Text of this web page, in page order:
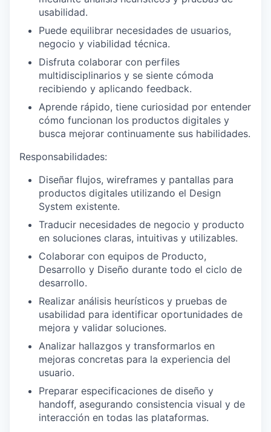
usabilidad.
Puede equilibrar necesidades de usuarios,
negocio y viabilidad técnica.
Disfruta colaborar con perfiles
multidisciplinarios y se siente cómoda
recibiendo y aplicando feedback.
Aprende rápido, tiene curiosidad por entender
cómo funcionan los productos digitales y
busca mejorar continuamente sus habilidades.
Responsabilidades:
Diseñar flujos, wireframes y pantallas para
productos digitales utilizando el Design
System existente.
Traducir necesidades de negocio y producto
en soluciones claras, intuitivas y utilizables.
Colaborar con equipos de Producto,
Desarrollo y Diseño durante todo el ciclo de
desarrollo.
Realizar análisis heurísticos y pruebas de
usabilidad para identificar oportunidades de
mejora y validar soluciones.
Analizar hallazgos y transformarlos en
mejoras concretas para la experiencia del
usuario.
Preparar especificaciones de diseño y
handoff, asegurando consistencia visual y de
interacción en todas las plataformas.